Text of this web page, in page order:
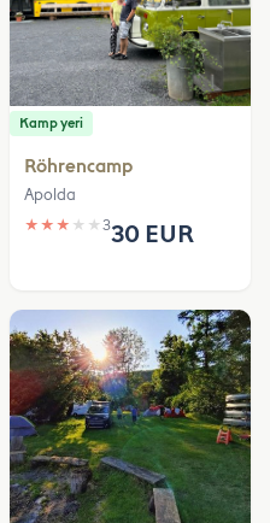
Kamp yeri
Röhrencamp
Apolda
★ ★ ★ ★ ★ 330 EUR